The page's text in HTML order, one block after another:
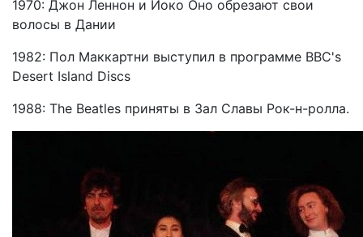
1970: Джон Леннон и Йоко Оно обрезают свои
волосы в Дании
1982: Пол Маккартни выступил в программе BBC's
Desert Island Discs
1988: The Beatles приняты в Зал Славы Рок-н-ролла.